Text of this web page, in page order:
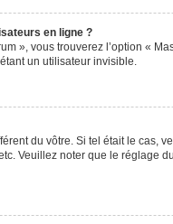
en ligne ?
», vous trouverez l’option «
un utilisateur invisible.
du vôtre. Si tel était le
Veuillez noter que le réglage